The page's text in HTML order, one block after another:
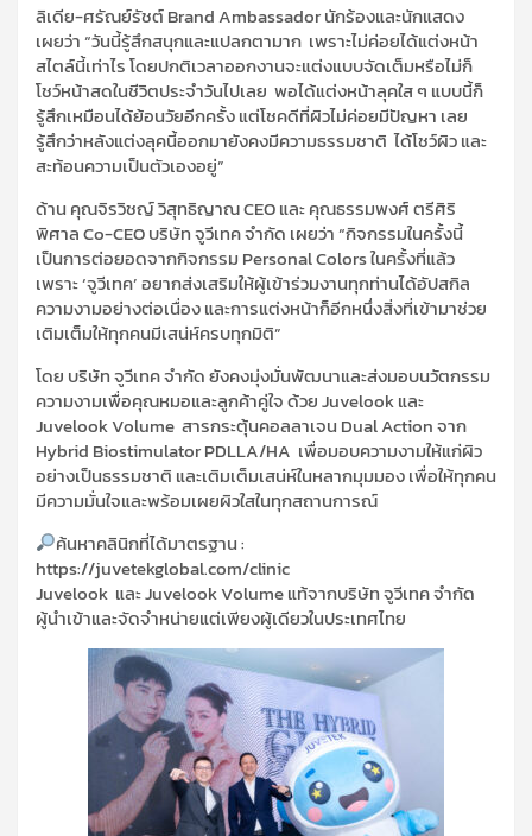
ลิเดีย-ศรัณย์รัชต์ Brand Ambassador นักร้องและนักแสดง
เผยว่า “วันนี้รู้สึกสนุกและแปลกตามาก เพราะไม่ค่อยได้แต่งหน้า
สไตล์นี้เท่าไร โดยปกติเวลาออกงานจะแต่งแบบจัดเต็มหรือไม่ก็
โชว์หน้าสดในชีวิตประจำวันไปเลย พอได้แต่งหน้าลุคใส ๆ แบบนี้ก็
รู้สึกเหมือนได้ย้อนวัยอีกครั้ง แต่โชคดีที่ผิวไม่ค่อยมีปัญหา เลย
รู้สึกว่าหลังแต่งลุคนี้ออกมายังคงมีความธรรมชาติ ได้โชว์ผิว และ
สะท้อนความเป็นตัวเองอยู่”
ด้าน คุณจิรวิชญ์ วิสุทธิญาณ CEO และ คุณธรรมพงศ์ ตรีศิริ
พิศาล Co-CEO บริษัท จูวีเทค จำกัด เผยว่า “กิจกรรมในครั้งนี้
เป็นการต่อยอดจากกิจกรรม Personal Colors ในครั้งที่แล้ว
เพราะ ‘จูวีเทค’ อยากส่งเสริมให้ผู้เข้าร่วมงานทุกท่านได้อัปสกิล
ความงามอย่างต่อเนื่อง และการแต่งหน้าก็อีกหนึ่งสิ่งที่เข้ามาช่วย
เติมเต็มให้ทุกคนมีเสน่ห์ครบทุกมิติ”
โดย บริษัท จูวีเทค จำกัด ยังคงมุ่งมั่นพัฒนาและส่งมอบนวัตกรรม
ความงามเพื่อคุณหมอและลูกค้าคู่ใจ ด้วย Juvelook และ
Juvelook Volume สารกระตุ้นคอลลาเจน Dual Action จาก
Hybrid Biostimulator PDLLA/HA เพื่อมอบความงามให้แก่ผิว
อย่างเป็นธรรมชาติ และเติมเต็มเสน่ห์ในหลากมุมมอง เพื่อให้ทุกคน
มีความมั่นใจและพร้อมเผยผิวใสในทุกสถานการณ์
ค้นหาคลินิกที่ได้มาตรฐาน :
https://juvetekglobal.com/clinic
Juvelook และ Juvelook Volume แท้จากบริษัท จูวีเทค จำกัด​
ผู้นำเข้าและจัดจำหน่ายแต่เพียงผู้เดียวในประเทศไทย​